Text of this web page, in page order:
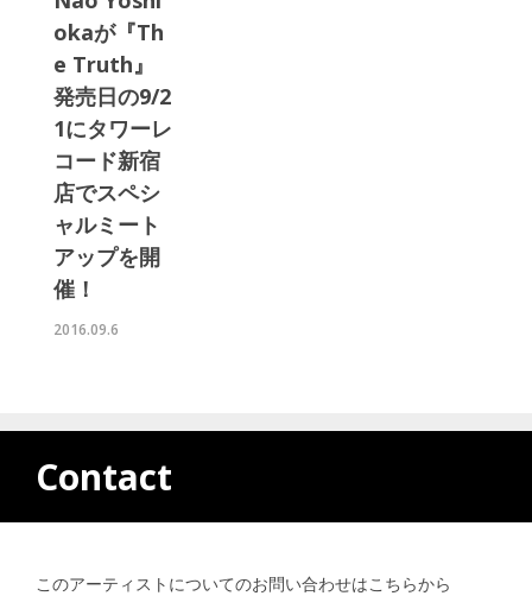
okaが『Th
e Truth』
発売日の9/2
1にタワーレ
コード新宿
店でスペシ
ャルミート
アップを開
催！
2016.09.6
Contact
このアーティストについてのお問い合わせはこちらから